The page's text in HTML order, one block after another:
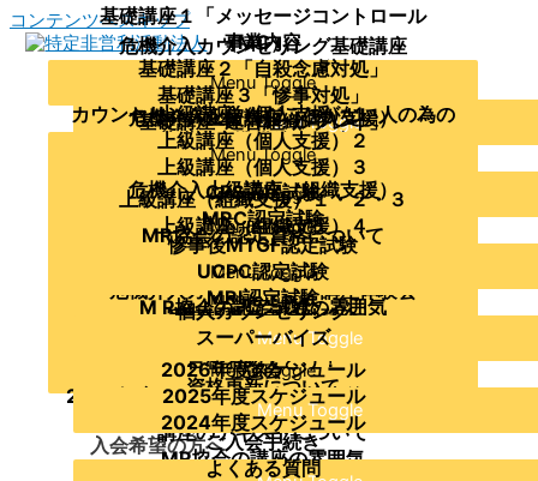
コンテンツへスキップ
当協会について
Menu Toggle
事業内容
理事・アドバイザー
主要資格者の紹介
運営組織
協会の沿革及び活動実績
定款
支援を受けたい
Menu Toggle
企業・組織への支援の概要
支援実績
研修講師派遣
学びたい
Menu Toggle
基礎講座を受講したい方が参加できる講座
Menu Toggle
こころのSOSピアサポートレッスン
カウンセリングを学んだことがない人の為の
基礎講座準備編（傾聴）
クライシス・カウンセリング～ガイダンス編
～
危機介入カウンセリング講座体験会
メッセージコントロール体験講座
メッセージコントロールのオンライン講座
M R協会の講座の概要
Menu Toggle
危機介入カウンセリング基礎講座
Menu Toggle
基礎講座１「メッセージコントロール
（MC）」
基礎講座２「自殺念慮対処」
基礎講座３「惨事対処」
基礎講座４「ロールプレイ」
危機介入上級講座（個人支援）
Menu Toggle
上級講座（個人支援）１
上級講座（個人支援）２
上級講座（個人支援）３
危機介入上級講座（組織支援）
Menu Toggle
上級講座（組織支援）１・２・３
上級講座（組織支援）４
MCに関する講座
Menu Toggle
メッセージコントロール普及講師養成講座
各種勉強会
Menu Toggle
危機介入カウンセリング講座体験会
実技指導者向け勉強会
危機介入上級講座（組織支援）修了者向け勉
強会
2024年度：UCPC勉強会・惨事後ミーティン
グ勉強会・MRI勉強会
公開講座
講座のテキストについて
MR協会の講座の雰囲気
M R協会の認定試験の概要
Menu Toggle
MR協会の認定資格について
Menu Toggle
CPS認定試験
MRC認定試験
惨事後MTGF認定試験
UCPC認定試験
MRI認定試験
MRSI認定試験
M R協会の認定試験の雰囲気
受験者へのアドバイス
合格おめでとう！
資格更新について
認定に関する過去の変更案内
相談したい
Menu Toggle
個人カウンセリング
スーパーバイズ
年間スケジュール
Menu Toggle
2026年度スケジュール
2025年度スケジュール
2024年度スケジュール
入会希望の方へご入会手続き
よくある質問